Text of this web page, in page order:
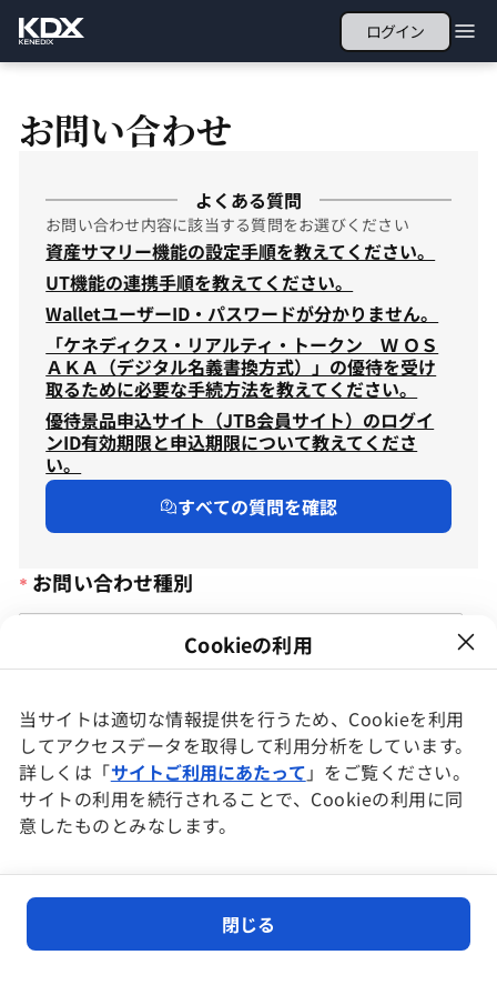
Cookieの利用
当サイトは適切な情報提供を行うため、Cookieを利用
してアクセスデータを取得して利用分析をしています。
詳しくは「サイトご利用にあたって 」をご覧ください。
サイトの利用を続行されることで、Cookieの利用に同
意したものとみなします。
閉じる
ログイン
お問い合わせ
よくある質問
お問い合わせ内容に該当する質問をお選びください
資産サマリー機能の設定手順を教えてください。
UT機能の連携手順を教えてください。
WalletユーザーID・パスワードが分かりません。
「ケネディクス・リアルティ・トークン Ｗ ＯＳ
ＡＫＡ（デジタル名義書換方式）」の優待を受け
取るために必要な手続方法を教えてください。
優待景品申込サイト（JTB会員サイト）のログイ
ンID有効期限と申込期限について教えてくださ
い。
すべての質問を確認
お問い合わせ種別